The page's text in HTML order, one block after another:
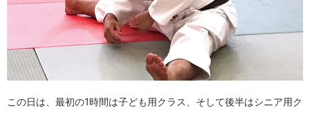
この日は、最初の1時間は子ども用クラス、そして後半はシニア用ク